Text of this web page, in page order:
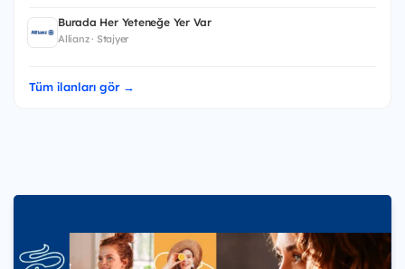
Burada Her Yeteneğe Yer Var
Allianz · Stajyer
Tüm ilanları gör →